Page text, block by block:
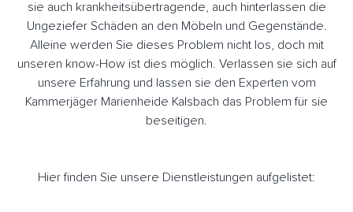
sie auch krankheitsübertragende, auch hinterlassen die
Ungeziefer Schäden an den Möbeln und Gegenstände.
Alleine werden Sie dieses Problem nicht los, doch mit
unseren know-How ist dies möglich. Verlassen sie sich auf
unsere Erfahrung und lassen sie den Experten vom
Kammerjäger Marienheide Kalsbach das Problem für sie
beseitigen.
Hier finden Sie unsere Dienstleistungen aufgelistet: